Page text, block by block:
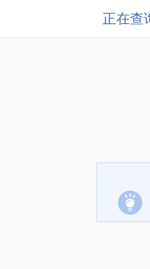
正在查